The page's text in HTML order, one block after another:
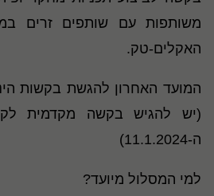
משותפות עם שותפים זרים
האקלים-טק.
המועד האחרון להגשת בקשות הינו ה-15
(יש להגיש בקשה מקדמית
ה-11.1.2024)
למי המסלול מיועד?